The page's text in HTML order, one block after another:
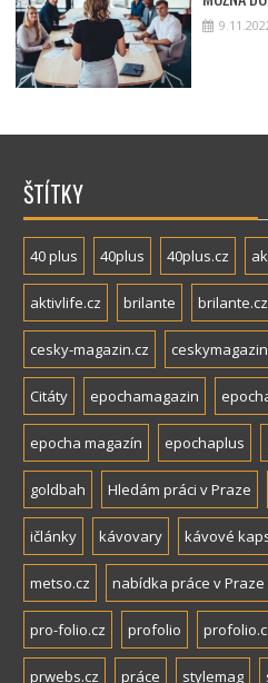
ŠTÍTKY
40 plus 40plus 40plus.cz
aktivlife.cz brilante brilante.cz
cesky-magazin.cz ceskymagazin
Citáty epochamagazin
epocha magazín epochaplus
goldbah Hledám práci v Praze
ičlánky kávovary kávové
metso.cz nabídka práce v Praze
pro-folio.cz profolio
prwebs.cz práce stylemag